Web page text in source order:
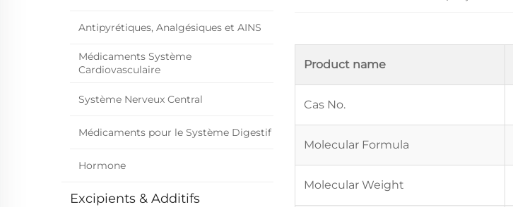
Antipyrétiques, Analgésiques et AINS
Médicaments Système
Cardiovasculaire
Système Nerveux Central
Médicaments pour le Système Digestif
Hormone
Excipients & Additifs
Product name
Cas No.
Molecular Formula
Molecular Weight